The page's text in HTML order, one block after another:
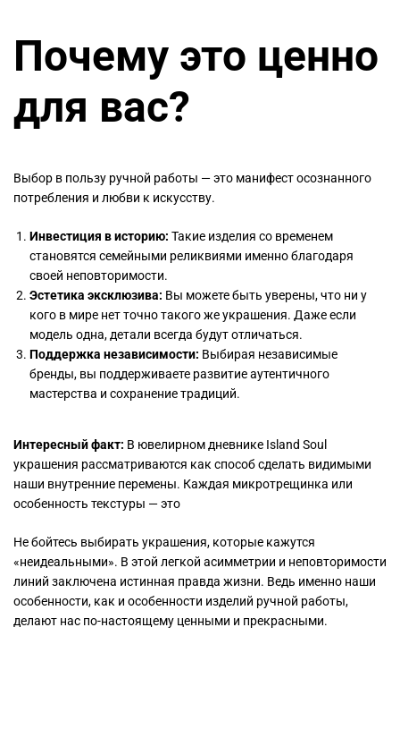
Почему это ценно
для вас?
Выбор в пользу ручной работы — это манифест осознанного
потребления и любви к искусству.
Инвестиция в историю:Такие изделия со временем
становятся семейными реликвиями именно благодаря
своей неповторимости.
Эстетика эксклюзива: Вы можете быть уверены, что ни у
кого в мире нет точно такого же украшения. Даже если
модель одна, детали всегда будут отличаться.
Поддержка независимости: Выбирая независимые
бренды, вы поддерживаете развитие аутентичного
мастерства и сохранение традиций.
Интересный факт: В ювелирном дневнике Island Soul
украшения рассматриваются как способ сделать видимыми
наши внутренние перемены. Каждая микротрещинка или
особенность текстуры — это
Не бойтесь выбирать украшения, которые кажутся
«неидеальными». В этой легкой асимметрии и неповторимости
линий заключена истинная правда жизни. Ведь именно наши
особенности, как и особенности изделий ручной работы,
делают нас по-настоящему ценными и прекрасными.